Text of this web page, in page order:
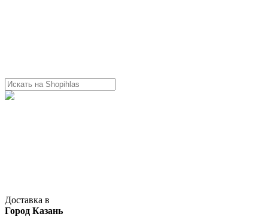
Доставка в
Город Казань